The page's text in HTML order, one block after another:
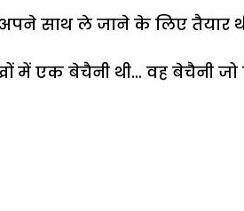
अपने साथ ले जाने के लिए
में एक बेचैनी थी… वह